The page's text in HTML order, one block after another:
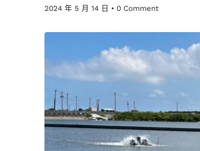
2024 年 5 月 14 日 • 0 Comment